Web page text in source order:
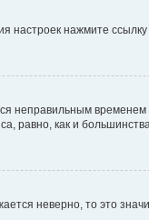
нажмите
неправильным
равно, как и
неверно, то это